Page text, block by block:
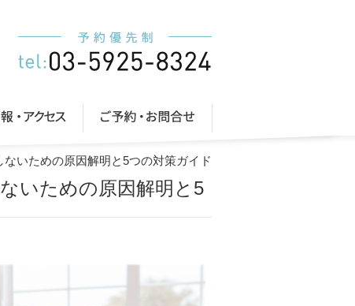
いための原因解明と5つの対策ガイド
いための原因解明と5